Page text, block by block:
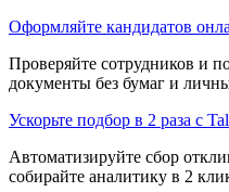
Оформляйте кандидатов
Проверяйте сотрудников и
документы без бумаг и
Ускорьте подбор в 2 раза с
Автоматизируйте сбор
собирайте аналитику в 2